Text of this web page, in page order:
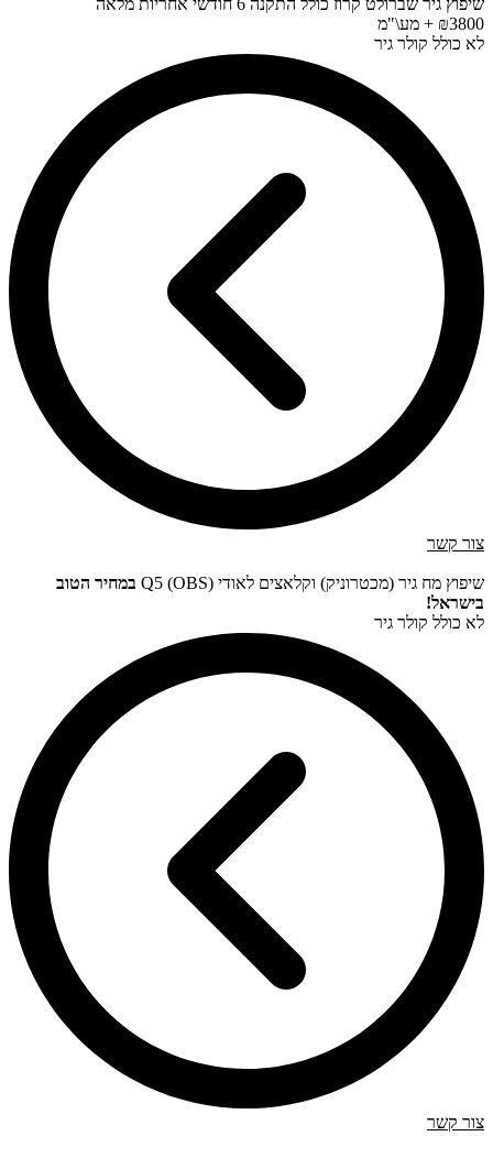
שיפוץ גיר שברולט קרוז כולל התקנה 6 חודשי אחריות מלאה
₪3800 + מע\"מ
לא כולל קולר גיר
צור קשר
שיפוץ מח גיר (מכטרוניק) וקלאצים לאודי Q5 (OBS)
במחיר הטוב
בישראל!
לא כולל קולר גיר
צור קשר